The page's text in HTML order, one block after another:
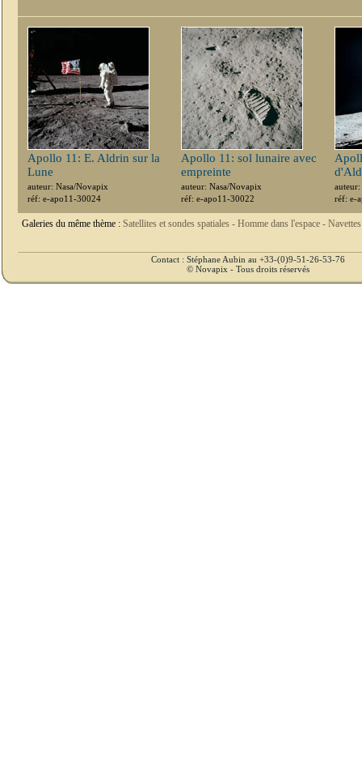
Apollo 11: E. Aldrin sur la
Lune
auteur: Nasa/Novapix
réf: e-apo11-30024
Apollo 11: sol lunaire avec
empreinte
auteur: Nasa/Novapix
réf: e-apo11-30022
réf: e-
Galeries du même thème : Satellites et sondes spatiales - Homme dans l'espace -
Contact : Stéphane Aubin au +33-(0)9-51-26-53-76
© Novapix - Tous droits réservés